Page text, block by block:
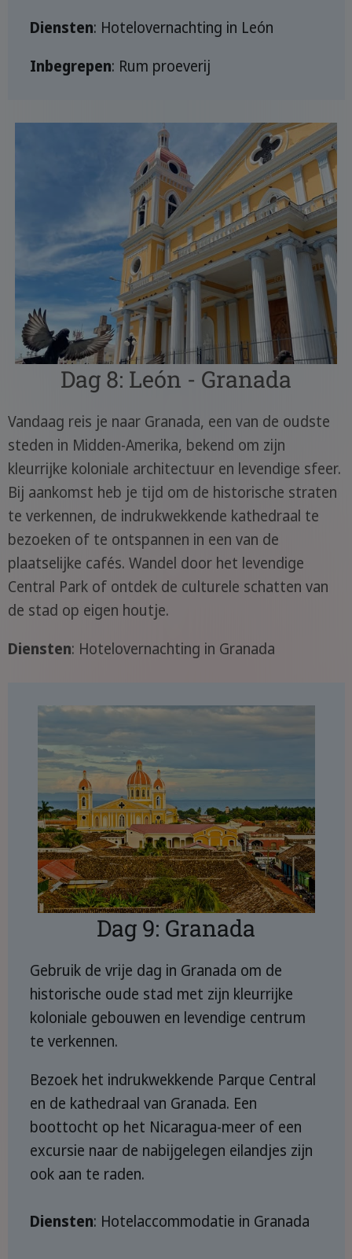
Diensten: Hotelovernachting in León
Inbegrepen: Rum proeverij
Dag 8: León - Granada
Vandaag reis je naar Granada, een van de oudste
steden in Midden-Amerika, bekend om zijn
kleurrijke koloniale architectuur en levendige sfeer.
Bij aankomst heb je tijd om de historische straten
te verkennen, de indrukwekkende kathedraal te
bezoeken of te ontspannen in een van de
plaatselijke cafés. Wandel door het levendige
Central Park of ontdek de culturele schatten van
de stad op eigen houtje.
Diensten: Hotelovernachting in Granada
Dag 9: Granada
Gebruik de vrije dag in Granada om de
historische oude stad met zijn kleurrijke
koloniale gebouwen en levendige centrum
te verkennen.
Bezoek het indrukwekkende Parque Central
en de kathedraal van Granada. Een
boottocht op het Nicaragua-meer of een
excursie naar de nabijgelegen eilandjes zijn
ook aan te raden.
Diensten: Hotelaccommodatie in Granada